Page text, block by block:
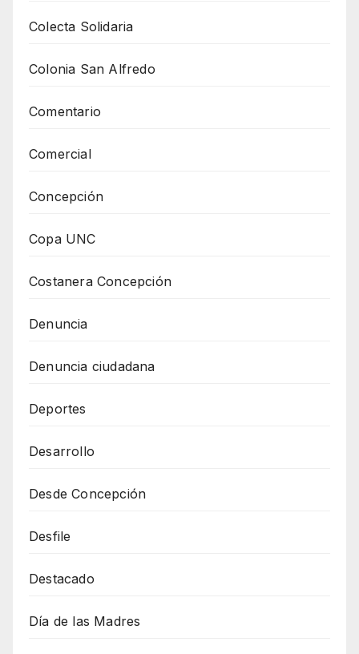
Colecta Solidaria
Colonia San Alfredo
Comentario
Comercial
Concepción
Copa UNC
Costanera Concepción
Denuncia
Denuncia ciudadana
Deportes
Desarrollo
Desde Concepción
Desfile
Destacado
Día de las Madres